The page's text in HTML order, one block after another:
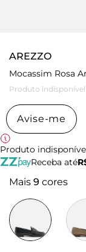
AREZZO
Mocassim Rosa
Produto indisponível
Avise-me
Produto
Receba até
Mais 9 cores